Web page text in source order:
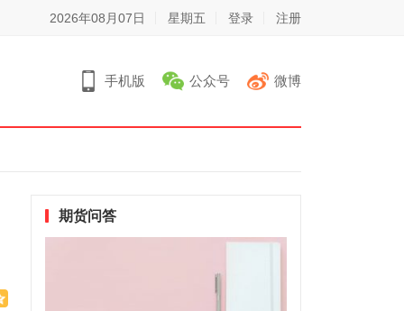
2026年08月07日 星期五 登录 注册
手机版 公众号 微博
期货问答